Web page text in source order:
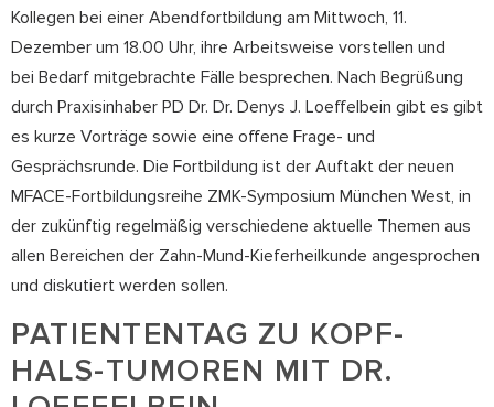
Kollegen bei einer Abendfortbildung am Mittwoch, 11.
Dezember um 18.00 Uhr, ihre Arbeitsweise vorstellen und
bei Bedarf mitgebrachte Fälle besprechen. Nach Begrüßung
durch Praxisinhaber PD Dr. Dr. Denys J. Loeffelbein gibt es gibt
es kurze Vorträge sowie eine offene Frage- und
Gesprächsrunde. Die Fortbildung ist der Auftakt der neuen
MFACE-Fortbildungsreihe ZMK-Symposium München West, in
der zukünftig regelmäßig verschiedene aktuelle Themen aus
allen Bereichen der Zahn-Mund-Kieferheilkunde angesprochen
und diskutiert werden sollen.
PATIENTENTAG ZU KOPF-
HALS-TUMOREN MIT DR.